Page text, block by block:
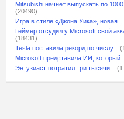
Mitsubishi начнёт выпускать по
(20490)
Игра в стиле «Джона Уика», новая...
Геймер отсудил у Microsoft свой
(18431)
Tesla поставила рекорд по числу...
Microsoft представила ИИ, который...
Энтузиаст потратил три тысячи...